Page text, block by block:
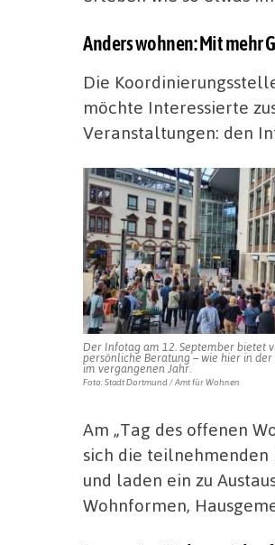
Anders wohnen: Mit mehr
Die
möchte Interessierte
Veranstaltungen: den
Der Infotag am 12. September bietet
persönliche Beratung – wie hier in
im vergangenen Jahr.
Foto: Stadt Dortmund / Amt für Wohnen
Am „Tag des offenen
sich die teilnehmenden
und laden ein zu
Wohnformen,